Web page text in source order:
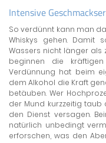
Intensive
So verdünnt kann man
Whiskys gehen. Damit
Wassers nicht länger als
beginnen die
Verdünnung hat beim
dem Alkohol die Kraft
betäuben. Wer
der Mund kurzzeitig
den Dienst versagen.
natürlich unbedingt
erforschen, was den